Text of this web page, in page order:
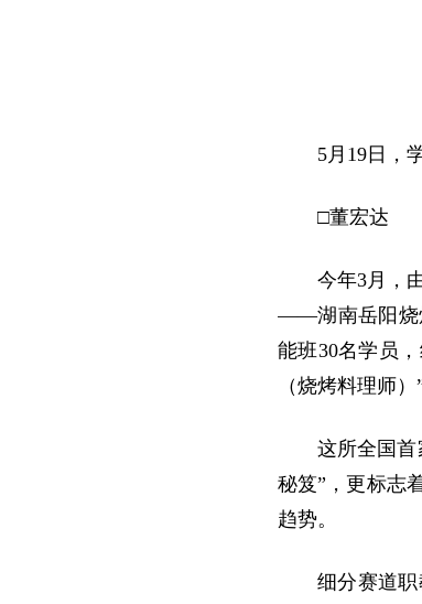
5月19日，
□董宏达
今年3月，
——湖南岳阳烧
能班30名学员
（烧烤料理师
这所全国
秘笈”，更标志
趋势。
细分赛道